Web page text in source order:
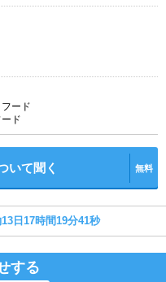
ード
ド
いて聞く 無料
日17時間19分41秒
する